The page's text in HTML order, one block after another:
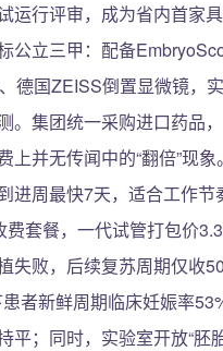
运行评审，成为省内首家
公立三甲：配备
德国ZEISS倒置显微镜，
。集团统一采购进口药品
上并无传闻中的“翻倍”现
进周最快7天，适合工作节
费套餐，一代试管打包价
失败，后续复苏周期仅收
者新鲜周期临床妊娠率
平；同时，实验室开放“胚